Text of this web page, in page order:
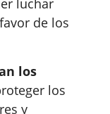
de los
los
los
y